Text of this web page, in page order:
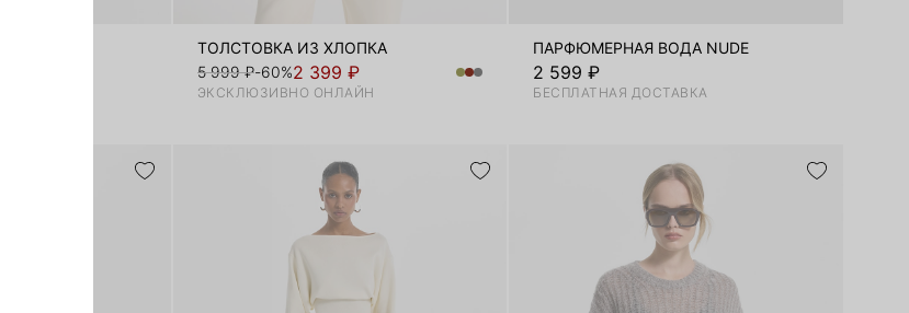
ТОЛСТОВКА ИЗ ХЛОПКА
5 999 ₽-60%2 399 ₽
ЭКСКЛЮЗИВНО ОНЛАЙН
ПАРФЮМЕРНАЯ ВОДА NUDE
2 599 ₽
БЕСПЛАТНАЯ ДОСТАВКА